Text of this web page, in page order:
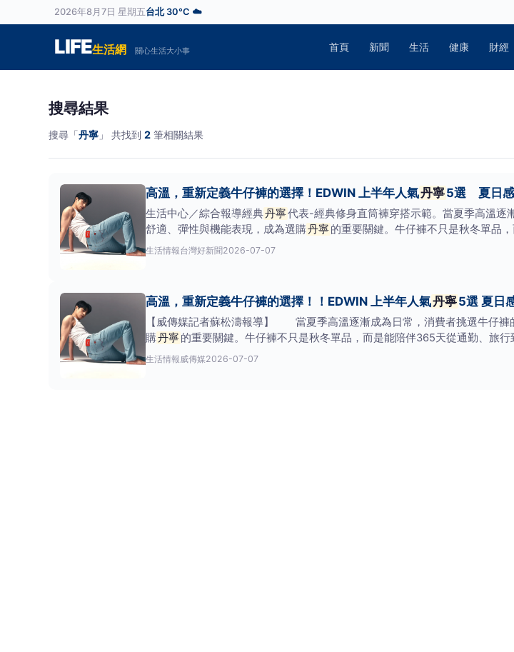
2026年8月7日 星期五台北 30°C ☁️
LIFE生活網 關心生活大小事 首頁 新聞 生活 健康 財經
搜尋結果
搜尋「丹寧 」 共找到 2 筆相關結果
高溫，重新定義牛仔褲的選擇！EDWIN 上半年人氣丹寧5選 夏日感
生活中心／綜合報導經典丹寧代表-經典修身直筒褲穿搭示範。當夏季高溫逐
舒適、彈性與機能表現，成為選購丹寧的重要關鍵。牛仔褲不只是秋冬單品
世紀的EDWIN
生活情報台灣好新聞2026-07-07
高溫，重新定義牛仔褲的選擇！！EDWIN 上半年人氣丹寧5選 夏日
【威傳媒記者蘇松濤報導】 當夏季高溫逐漸成為日常，消費者挑選牛仔褲
購丹寧的重要關鍵。牛仔褲不只是秋冬單品，而是能陪伴365天從通勤、旅
生活情報威傳媒2026-07-07